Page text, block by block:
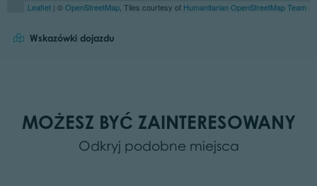
Leaflet | ©OpenStreetMap , Tiles courtesy of Humanitarian OpenStreetMap Team
Wskazówki dojazdu
MOŻESZ BYĆ ZAINTERESOWANY
Odkryj podobne miejsca